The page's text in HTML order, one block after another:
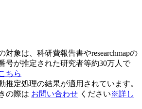
対象は、科研費報告書やresearchmapの
号が推定された研究者等約30万人で
ちら
推定処理の結果が適用されています。
の際は お問い合わせ ください※詳し